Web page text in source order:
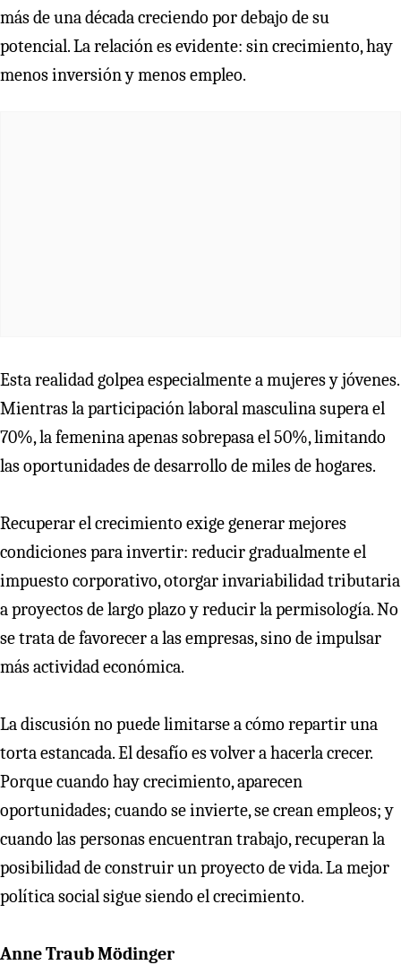
más de una década creciendo por debajo de su
potencial. La relación es evidente: sin crecimiento, hay
menos inversión y menos empleo.
Esta realidad golpea especialmente a mujeres y jóvenes.
Mientras la participación laboral masculina supera el
70%, la femenina apenas sobrepasa el 50%, limitando
las oportunidades de desarrollo de miles de hogares.
Recuperar el crecimiento exige generar mejores
condiciones para invertir: reducir gradualmente el
impuesto corporativo, otorgar invariabilidad tributaria
a proyectos de largo plazo y reducir la permisología. No
se trata de favorecer a las empresas, sino de impulsar
más actividad económica.
La discusión no puede limitarse a cómo repartir una
torta estancada. El desafío es volver a hacerla crecer.
Porque cuando hay crecimiento, aparecen
oportunidades; cuando se invierte, se crean empleos; y
cuando las personas encuentran trabajo, recuperan la
posibilidad de construir un proyecto de vida. La mejor
política social sigue siendo el crecimiento.
Anne Traub Mödinger